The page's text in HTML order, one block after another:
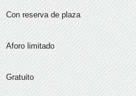
Con reserva de plaza
Aforo limitado
Gratuito